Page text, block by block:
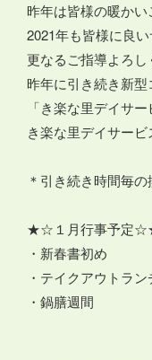
昨年は皆様の暖か
2021年も皆様に良
更なるご指導よろし
昨年に引き続き新
「き楽な里デイサ
き楽な里デイサー
＊引き続き時間毎
★☆１月行事予定
・新春書初め
・テイクアウト
・鍋膳週